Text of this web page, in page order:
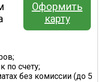
Оформить
карту
по счету;
без комиссии (до 5